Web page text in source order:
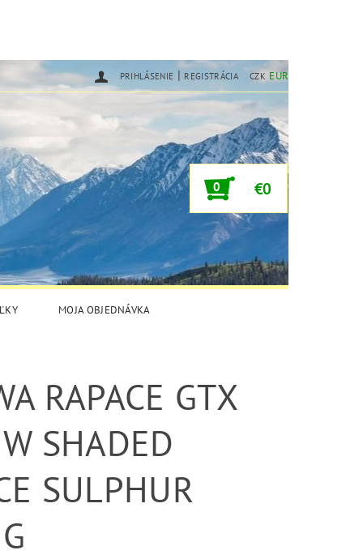
CZK EUR
PRIHLÁSENIE | REGISTRÁCIA
0 €0
MOJA OBJEDNÁVKA
RAPACE GTX
SHADED
SULPHUR